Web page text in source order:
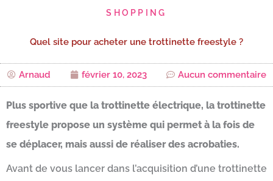
SHOPPING
Quel site pour acheter une trottinette freestyle ?
Arnaud février 10, 2023 Aucun commentaire
Plus sportive que la trottinette électrique, la trottinette
freestyle propose un système qui permet à la fois de
se déplacer, mais aussi de réaliser des acrobaties.
Avant de vous lancer dans l’acquisition d’une trottinette